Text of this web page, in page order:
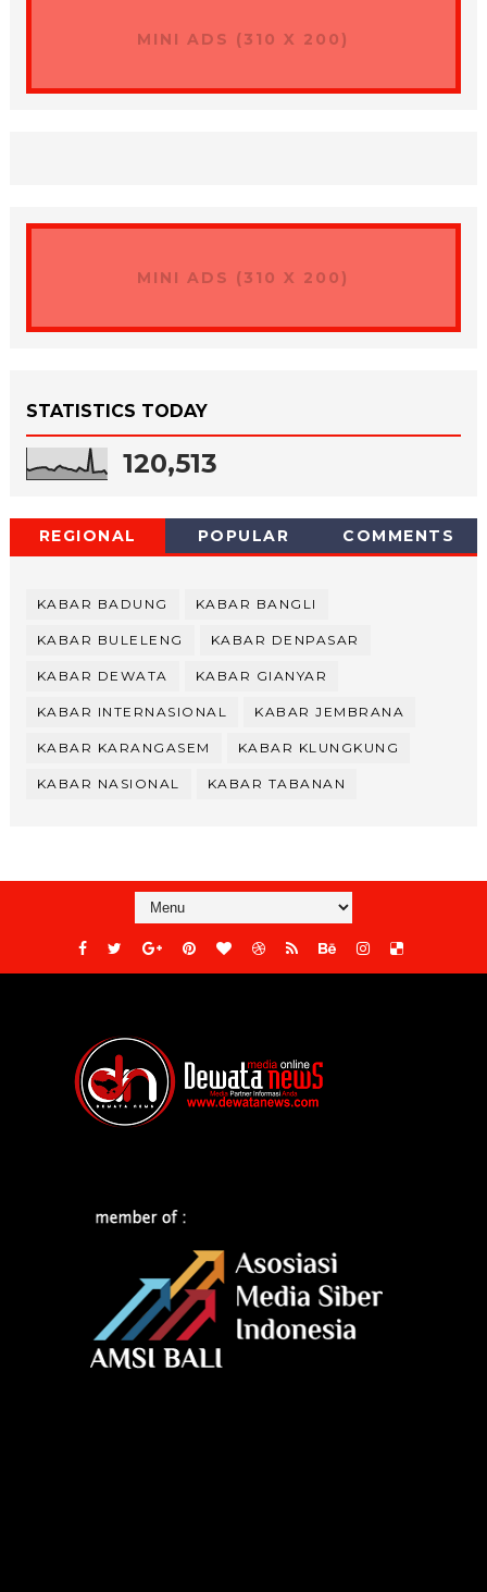
MINI ADS (310 X 200)
MINI ADS (310 X 200)
STATISTICS TODAY
120,513
REGIONAL POPULAR COMMENTS
KABAR BADUNG KABAR BANGLI
KABAR BULELENG KABAR DENPASAR
KABAR DEWATA KABAR GIANYAR
KABAR INTERNASIONAL KABAR JEMBRANA
KABAR KARANGASEM KABAR KLUNGKUNG
KABAR NASIONAL KABAR TABANAN